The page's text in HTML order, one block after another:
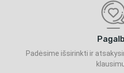
Padėsime išsirinkti ir